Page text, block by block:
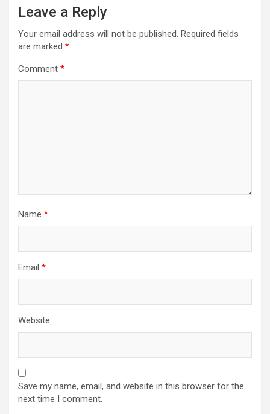
Leave a Reply
Your email address will not be published. Required fields
are marked *
Comment *
Name *
Email *
Website
Save my name, email, and website in this browser for the
next time I comment.